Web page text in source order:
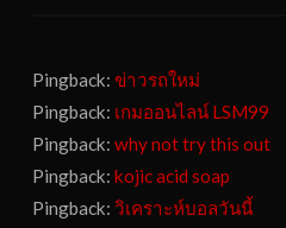
Pingback:ข่าวรถใหม่
Pingback: เกมออนไลน์ LSM99
Pingback:why not try this out
Pingback:kojic acid soap
Pingback:วิเคราะห์บอลวันนี้